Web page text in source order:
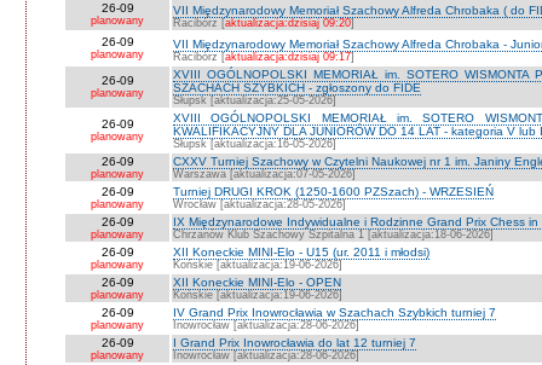
26-09
planowany
VII Międzynarodowy Memoriał Szachowy Alfreda Chrobaka ( do
Racibórz [aktualizacja:dzisiaj 09:20]
26-09
planowany
VII Międzynarodowy Memoriał Szachowy Alfreda Chrobaka -
Racibórz [aktualizacja:dzisiaj 09:17]
26-09
planowany
XVIII OGÓLNOPOLSKI MEMORIAŁ im. SOTERO WISMONTA
SZACHACH SZYBKICH - zgłoszony do FIDE
Słupsk [aktualizacja:25-05-2026]
26-09
planowany
XVIII OGÓLNOPOLSKI MEMORIAŁ im. SOTERO
KWALIFIKACYJNY DLA JUNIORÓW DO 14 LAT - kategoria V
Słupsk [aktualizacja:16-05-2026]
26-09
planowany
CXXV Turniej Szachowy w Czytelni Naukowej nr 1 im. Janiny
Warszawa [aktualizacja:07-05-2026]
26-09
planowany
Turniej DRUGI KROK (1250-1600 PZSzach) - WRZESIEŃ
Wrocław [aktualizacja:28-05-2026]
26-09
planowany
IX Międzynarodowe Indywidualne i Rodzinne Grand Prix Chess
Chrzanów Klub Szachowy Szpitalna 1 [aktualizacja:18-06-2026]
26-09
planowany
XII Koneckie MINI-Elo - U15 (ur. 2011 i młodsi)
Końskie [aktualizacja:19-06-2026]
26-09
planowany
XII Koneckie MINI-Elo - OPEN
Końskie [aktualizacja:19-06-2026]
26-09
planowany
IV Grand Prix Inowrocławia w Szachach Szybkich turniej 7
Inowrocław [aktualizacja:28-06-2026]
26-09
planowany
I Grand Prix Inowrocławia do lat 12 turniej 7
Inowrocław [aktualizacja:28-06-2026]